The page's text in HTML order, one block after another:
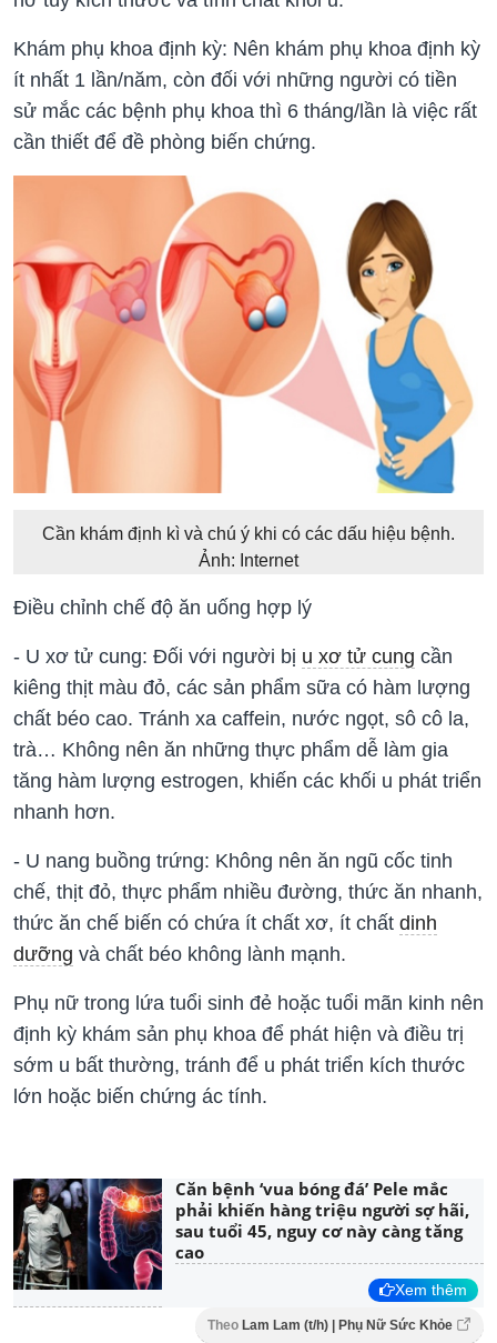
Khám phụ khoa định kỳ: Nên khám phụ khoa định kỳ
ít nhất 1 lần/năm, còn đối với những người có tiền
sử mắc các bệnh phụ khoa thì 6 tháng/lần là việc rất
cần thiết để đề phòng biến chứng.
Cần khám định kì và chú ý khi có các dấu hiệu bệnh.
Ảnh: Internet
Điều chỉnh chế độ ăn uống hợp lý
- U xơ tử cung: Đối với người bị u xơ tử cung cần
kiêng thịt màu đỏ, các sản phẩm sữa có hàm lượng
chất béo cao. Tránh xa caffein, nước ngọt, sô cô la,
trà… Không nên ăn những thực phẩm dễ làm gia
tăng hàm lượng estrogen, khiến các khối u phát triển
nhanh hơn.
- U nang buồng trứng: Không nên ăn ngũ cốc tinh
chế, thịt đỏ, thực phẩm nhiều đường, thức ăn nhanh,
thức ăn chế biến có chứa ít chất xơ, ít chất dinh
dưỡng và chất béo không lành mạnh.
Phụ nữ trong lứa tuổi sinh đẻ hoặc tuổi mãn kinh nên
định kỳ khám sản phụ khoa để phát hiện và điều trị
sớm u bất thường, tránh để u phát triển kích thước
lớn hoặc biến chứng ác tính.
Căn bệnh ‘vua bóng đá’ Pele mắc
phải khiến hàng triệu người sợ hãi,
sau tuổi 45, nguy cơ này càng tăng
cao
Xem thêm
Theo Lam Lam (t/h) | Phụ Nữ Sức Khỏe